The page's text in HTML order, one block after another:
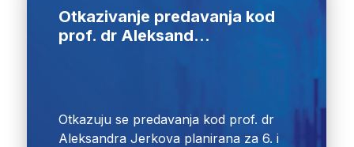
Otkazivanje predavanja kod
prof. dr Aleksand...
Otkazuju se predavanja kod prof. dr
Aleksandra Jerkova planirana za 6. i